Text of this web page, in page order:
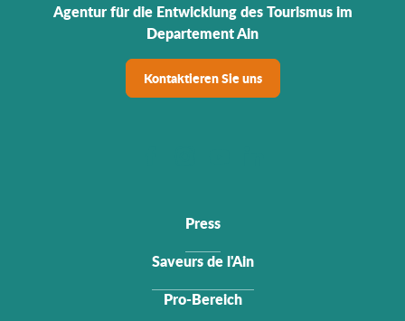
Agentur für die Entwicklung des Tourismus im
Departement Ain
Kontaktieren Sie uns
Press
Saveurs de l'Ain
Pro-Bereich